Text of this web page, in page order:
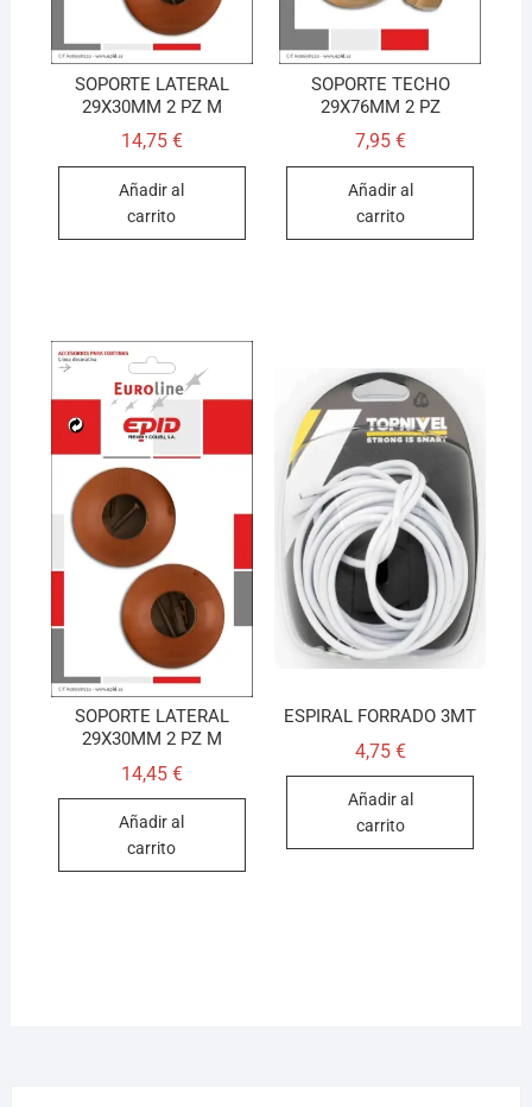
SOPORTE LATERAL
29X30MM 2 PZ M
14,75 €
Añadir al
carrito
SOPORTE TECHO
29X76MM 2 PZ
7,95 €
Añadir al
carrito
SOPORTE LATERAL
29X30MM 2 PZ M
14,45 €
Añadir al
carrito
ESPIRAL FORRADO 3MT
4,75 €
Añadir al
carrito